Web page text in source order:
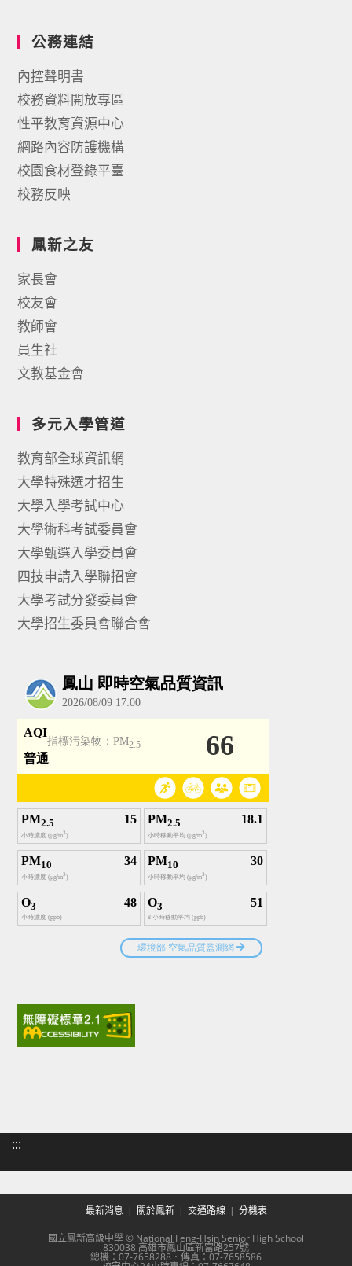
公務連結
內控聲明書
校務資料開放專區
性平教育資源中心
網路內容防護機構
校園食材登錄平臺
校務反映
鳳新之友
家長會
校友會
教師會
員生社
文教基金會
多元入學管道
教育部全球資訊網
大學特殊選才招生
大學入學考試中心
大學術科考試委員會
大學甄選入學委員會
四技申請入學聯招會
大學考試分發委員會
大學招生委員會聯合會
:::
最新消息 關於鳳新 交通路線 分機表
國立鳳新高級中學 © National Feng-Hsin Senior High School
830038 高雄市鳳山區新富路257號
總機：07-7658288．傳真：07-7658586